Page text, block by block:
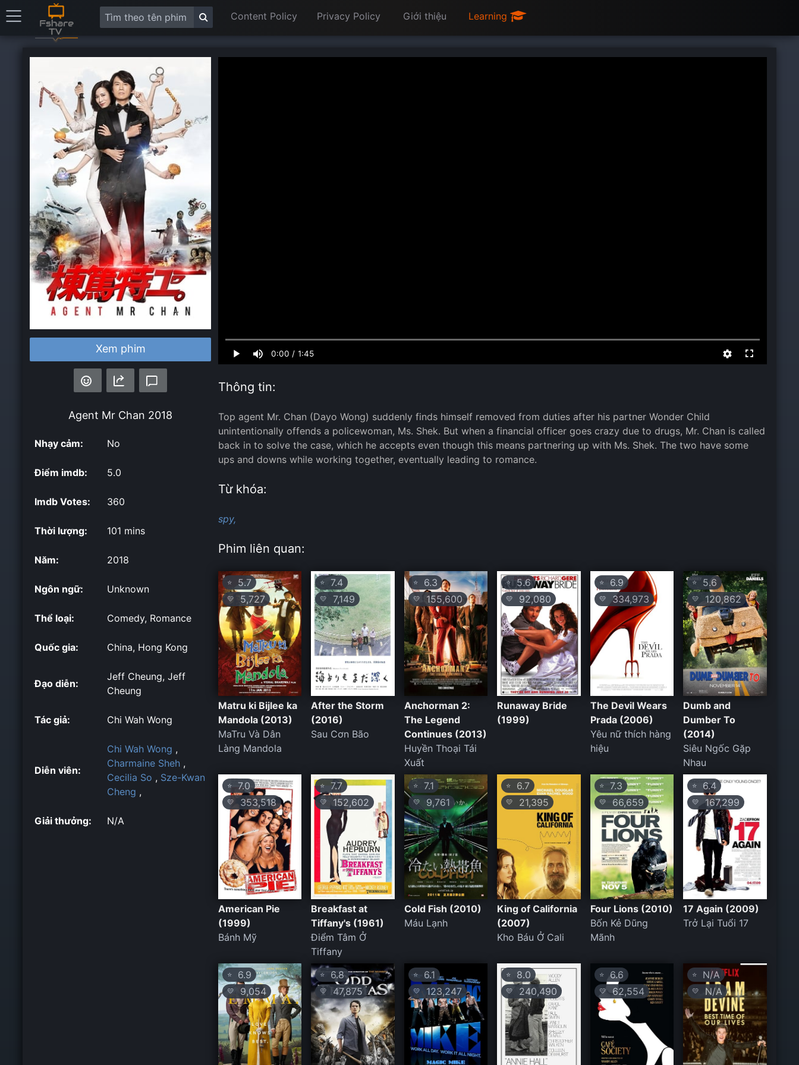
Content Policy Privacy Policy Giới thiệu Learning
Xem phim
Agent Mr Chan 2018
Nhạy cảm: No
Điểm imdb: 5.0
Imdb Votes: 360
Thời lượng: 101 mins
Năm: 2018
Ngôn ngữ: Unknown
Thể loại: Comedy, Romance
Quốc gia: China, Hong Kong
Đạo diễn:
Jeff Cheung, Jeff
Cheung
Tác giả: Chi Wah Wong
Diễn viên:
Chi Wah Wong ,
Charmaine Sheh ,
Cecilia So , Sze-Kwan
Cheng ,
Giải thưởng: N/A
0:00 / 1:45
0.00%
Thông tin:
Top agent Mr. Chan (Dayo Wong) suddenly finds himself removed from duties after his partner Wonder Child
unintentionally offends a policewoman, Ms. Shek. But when a financial officer goes crazy due to drugs, Mr. Chan is called
back in to solve the case, which he accepts even though this means partnering up with Ms. Shek. The two have some
ups and downs while working together, eventually leading to romance.
Từ khóa:
spy,
Phim liên quan:
⭐ 5.7
💛 5,727
Matru ki Bijlee ka
Mandola (2013)
MaTru Và Dân
Làng Mandola
⭐ 7.4
💛 7,149
After the Storm
(2016)
Sau Cơn Bão
⭐6.3
💛 155,600
Anchorman 2:
The Legend
Continues (2013)
Huyền Thoại Tái
Xuất
⭐ 5.6
💛 92,080
Runaway Bride
(1999)
⭐6.9
💛 334,973
The Devil Wears
Prada (2006)
Yêu nữ thích hàng
hiệu
⭐5.6
💛 120,862
Dumb and
Dumber To
(2014)
Siêu Ngốc Gặp
Nhau
⭐7.0
💛 353,518
American Pie
(1999)
Bánh Mỹ
⭐ 7.7
💛 152,602
Breakfast at
Tiffany's (1961)
Điểm Tâm Ở
Tiffany
⭐7.1
💛 9,761
Cold Fish (2010)
Máu Lạnh
⭐ 6.7
💛 21,395
King of California
(2007)
Kho Báu Ở Cali
⭐7.3
💛 66,659
Four Lions (2010)
Bốn Kẻ Dũng
Mãnh
⭐ 6.4
💛 167,299
17 Again (2009)
Trở Lại Tuổi 17
⭐ 6.9
💛 9,054
⭐ 6.8
💛 47,875
⭐6.1
💛 123,247
⭐ 8.0
💛 240,490
⭐6.6
💛62,554
⭐ N/A
💛 N/A